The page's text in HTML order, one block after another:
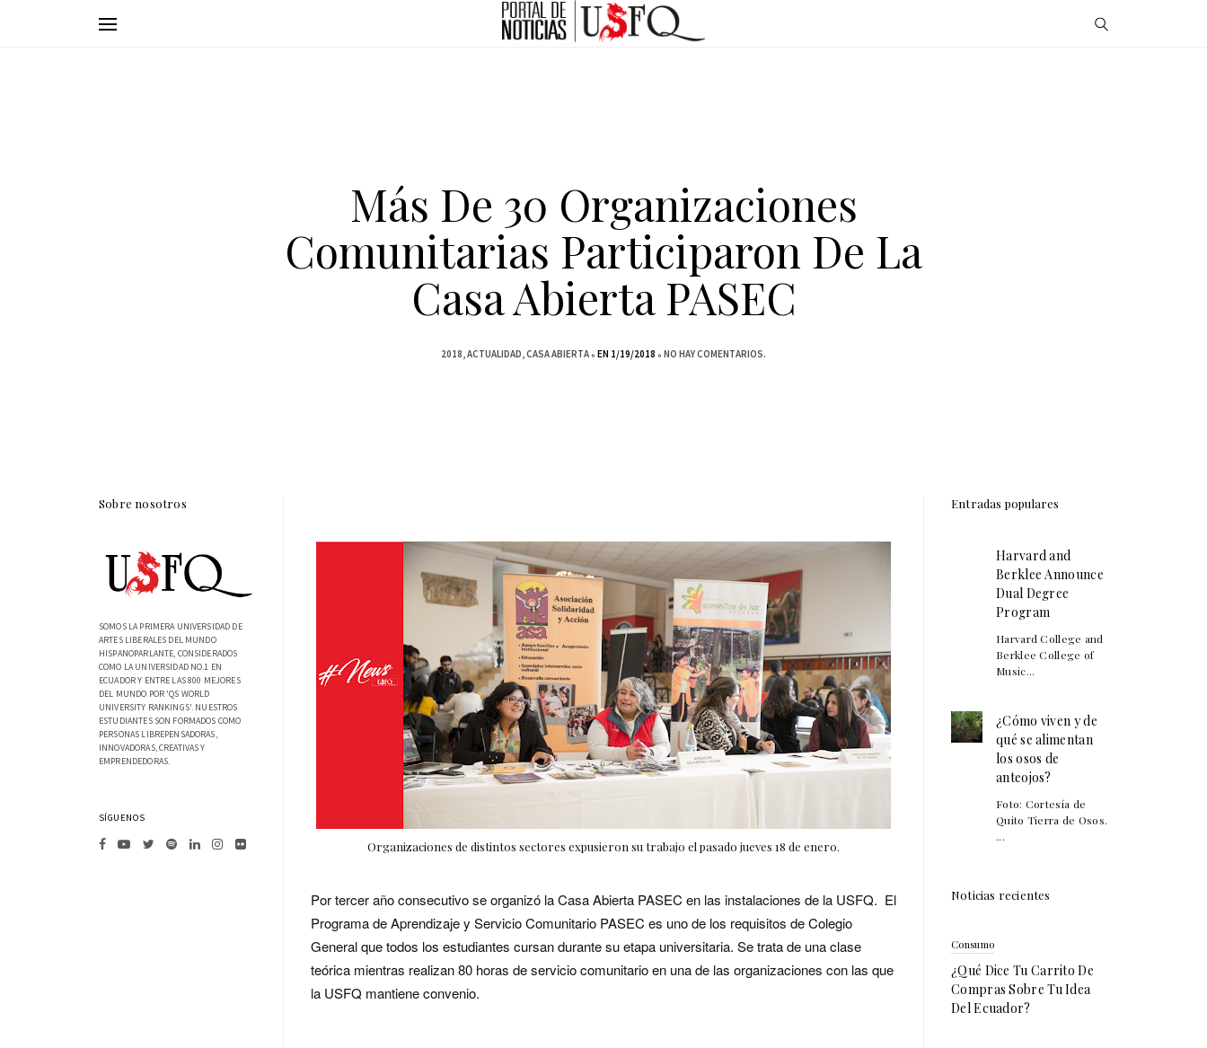
Más De 30 Organizaciones
Comunitarias Participaron De La
Casa Abierta PASEC
2018 ACTUALIDAD CASA ABIERTA EN 1/19/2018 NO HAY COMENTARIOS.
Organizaciones de distintos sectores expusieron su trabajo el pasado jueves 18 de enero.
Por tercer año consecutivo se organizó la Casa Abierta PASEC en las instalaciones de la USFQ. El
Programa de Aprendizaje y Servicio Comunitario PASEC es uno de los requisitos de Colegio
General que todos los estudiantes cursan durante su etapa universitaria. Se trata de una clase
teórica mientras realizan 80 horas de servicio comunitario en una de las organizaciones con las que
la USFQ mantiene convenio.
Sobre nosotros
SOMOS LA PRIMERA UNIVERSIDAD DE
ARTES LIBERALES DEL MUNDO
HISPANOPARLANTE, CONSIDERADOS
COMO LA UNIVERSIDAD NO.1 EN
ECUADOR Y ENTRE LAS 800 MEJORES
DEL MUNDO POR 'QS WORLD
UNIVERSITY RANKINGS'. NUESTROS
ESTUDIANTES SON FORMADOS COMO
PERSONAS LIBREPENSADORAS,
INNOVADORAS, CREATIVAS Y
EMPRENDEDORAS.
SÍGUENOS
Entradas populares
Harvard and
Berklee Announce
Dual Degree
Program
Harvard College and
Berklee College of
Music...
¿Cómo viven y de
qué se alimentan
los osos de
anteojos?
Foto: Cortesía de
Quito Tierra de Osos.
...
Noticias recientes
Consumo
¿Qué Dice Tu Carrito De
Compras Sobre Tu Idea
Del Ecuador?